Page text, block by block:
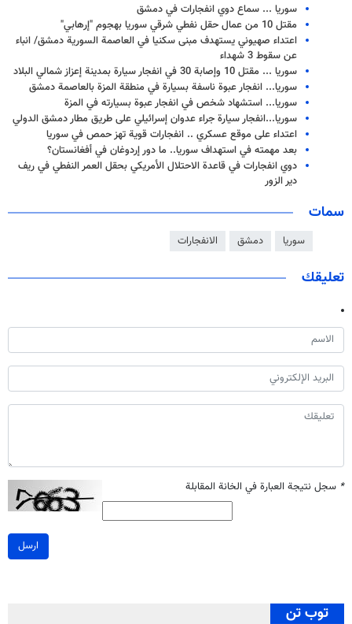
سوریا ... سماع دوي انفجارات في دمشق
مقتل 10 من عمال حقل نفطي شرقي سوريا بهجوم "إرهابي"
اعتداء صهيوني يستهدف مبنى سكنيا في العاصمة السورية دمشق/ انباء
عن سقوط 3 شهداء
سوريا ... مقتل 10 وإصابة 30 في انفجار سيارة بمدينة إعزاز شمالي البلاد
سوريا... انفجار عبوة ناسفة بسيارة في منطقة المزة بالعاصمة دمشق
سوريا... استشهاد شخص في انفجار عبوة بسيارته في المزة
سوريا...انفجار سيارة جراء عدوان إسرائيلي على طريق مطار دمشق الدولي
اعتداء على موقع عسكري .. انفجارات قوية تهز حمص في سوريا
بعد مهمته في استهداف سوريا.. ما دور إردوغان في أفغانستان؟
دوي انفجارات في قاعدة الاحتلال الأمريكي بحقل العمر النفطي في ريف
دير الزور
سمات
سوريا دمشق الانفجارات
تعليقك
* سجل نتيجة العبارة في الخانة المقابلة
ارسل
توب تن